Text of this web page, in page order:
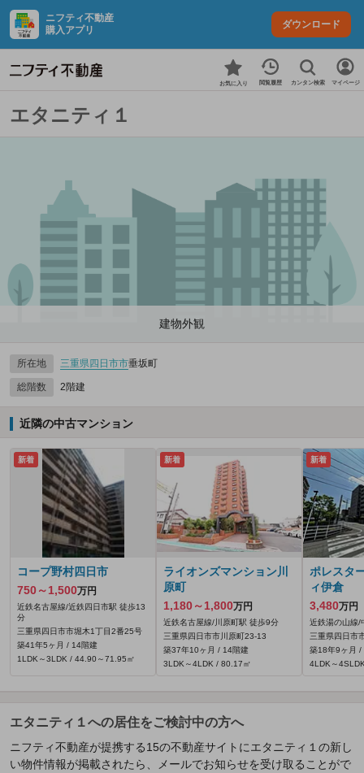
ニフティ不動産
購入アプリ
ダウンロード
お気に入り 閲覧履歴 カンタン検索 マイページ
エタニティ１
建物外観
所在地 三重県四日市市垂坂町
総階数 2階建
近隣の中古マンション
新着
コープ野村四日市
750～1,500万円
近鉄名古屋線/近鉄四日市駅 徒歩13
分
三重県四日市市堀木1丁目2番25号
築41年5ヶ月 / 14階建
1LDK～3LDK / 44.90～71.95㎡
新着
ライオンズマンション川
原町
1,180～1,800万円
近鉄名古屋線/川原町駅 徒歩9分
三重県四日市市川原町23-13
築37年10ヶ月 / 14階建
3LDK～4LDK / 80.17㎡
新着
ポレスタ
ィ伊倉
3,480万円
近鉄湯の山線/
三重県四日市
築18年9ヶ月 /
4LDK～
エタニティ１への居住をご検討中の方へ
ニフティ不動産が提携する15の不動産サイトにエタニティ１の新し
い物件情報が掲載されたら、メールでお知らせを受け取ることがで